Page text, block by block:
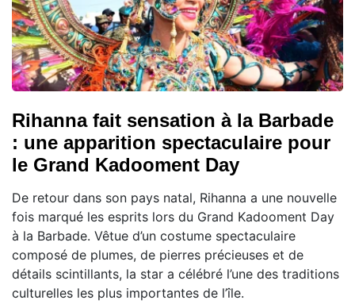
Rihanna fait sensation à la Barbade
: une apparition spectaculaire pour
le Grand Kadooment Day
De retour dans son pays natal, Rihanna a une nouvelle
fois marqué les esprits lors du Grand Kadooment Day
à la Barbade. Vêtue d’un costume spectaculaire
composé de plumes, de pierres précieuses et de
détails scintillants, la star a célébré l’une des traditions
culturelles les plus importantes de l’île.